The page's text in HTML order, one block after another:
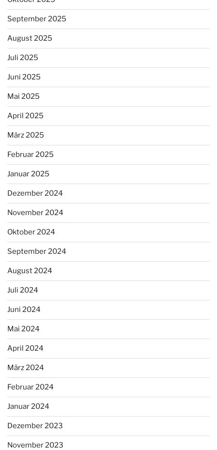
September 2025
August 2025
Juli 2025
Juni 2025
Mai 2025
April 2025
März 2025
Februar 2025
Januar 2025
Dezember 2024
November 2024
Oktober 2024
September 2024
August 2024
Juli 2024
Juni 2024
Mai 2024
April 2024
März 2024
Februar 2024
Januar 2024
Dezember 2023
November 2023